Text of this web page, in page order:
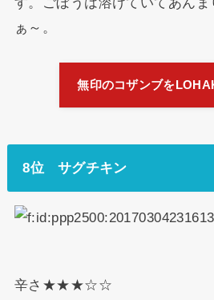
ぁ～。
無印のコザンブを
8位 サグチキン
辛さ★★★☆☆